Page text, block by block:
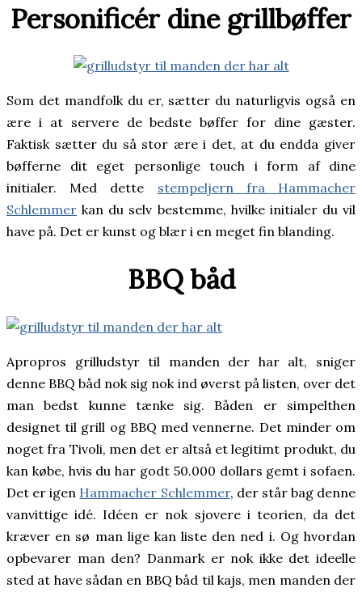
Personificér dine grillbøffer
Som det mandfolk du er, sætter du naturligvis også en
ære i at servere de bedste bøffer for dine gæster.
Faktisk sætter du så stor ære i det, at du endda giver
bøfferne dit eget personlige touch i form af dine
initialer. Med dette stempeljern fra Hammacher
Schlemmer kan du selv bestemme, hvilke initialer du vil
have på. Det er kunst og blær i en meget fin blanding.
BBQ båd
Apropros grilludstyr til manden der har alt, sniger
denne BBQ båd nok sig nok ind øverst på listen, over det
man bedst kunne tænke sig. Båden er simpelthen
designet til grill og BBQ med vennerne. Det minder om
noget fra Tivoli, men det er altså et legitimt produkt, du
kan købe, hvis du har godt 50.000 dollars gemt i sofaen.
Det er igen Hammacher Schlemmer, der står bag denne
vanvittige idé. Idéen er nok sjovere i teorien, da det
kræver en sø man lige kan liste den ned i. Og hvordan
opbevarer man den? Danmark er nok ikke det ideelle
sted at have sådan en BBQ båd til kajs, men manden der